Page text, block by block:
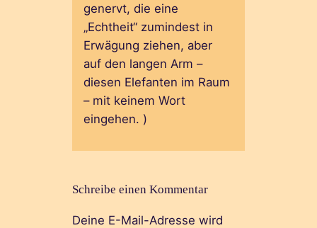
genervt, die eine
„Echtheit“ zumindest in
Erwägung ziehen, aber
auf den langen Arm –
diesen Elefanten im Raum
– mit keinem Wort
eingehen. )
Schreibe einen Kommentar
Deine E-Mail-Adresse wird